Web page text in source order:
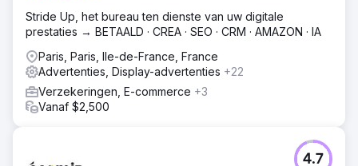
Stride Up, het bureau ten dienste van uw digitale
prestaties → BETAALD · CREA · SEO · CRM · AMAZON · IA
Paris, Paris, Ile-de-France, France
Advertenties, Display-advertenties +22
Verzekeringen, E-commerce +3
Vanaf $2,500
4.7